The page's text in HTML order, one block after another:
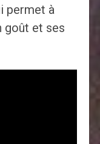
permet à
goût et ses